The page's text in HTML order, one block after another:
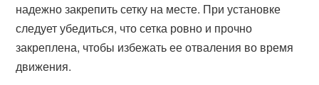
надежно закрепить сетку на месте. При установке
следует убедиться, что сетка ровно и прочно
закреплена, чтобы избежать ее отваления во время
движения.